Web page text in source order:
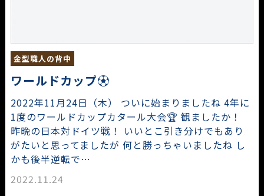
金型職人の背中
ワールドカップ⚽
2022年11月24日（木） ついに始まりましたね 4年に
1度のワールドカップカタール大会🏆 観ましたか！
昨晩の日本対ドイツ戦！ いいとこ引き分けでもあり
がたいと思ってましたが 何と勝っちゃいましたね し
かも後半逆転で…
2022.11.24